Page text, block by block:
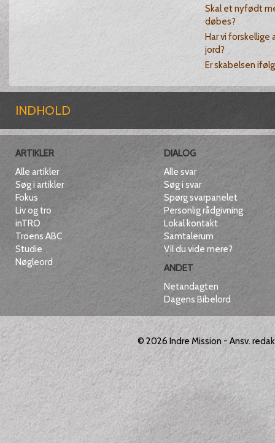
Skal et nyfødt
døbes?
Har vi forskellige
jord?
Er skabelsen
INDHOLD
ARTIKLER
Alle artikler
Søg i artikler
Fokus
Liv og tro
inTRO
Troens ABC
Studie
Nøgleord
DIALOG
Alle svar
Søg i svar
Spørg svarpanelet
Personlig rådgivning
Lokal kontakt
Samtalerum
Vil du vide mere?
ANDET
Netandagten
Dagens Bibelord
© 2026Indre Mission - Ansv.